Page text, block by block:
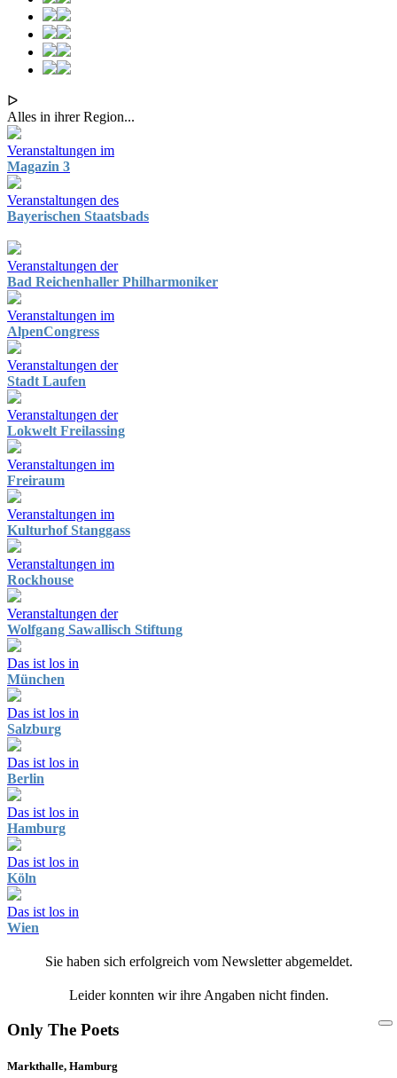
ᐅ
Alles in ihrer Region...
Veranstaltungen im
Magazin 3
Veranstaltungen des
Bayerischen Staatsbads
Veranstaltungen der
Bad Reichenhaller Philharmoniker
Veranstaltungen im
AlpenCongress
Veranstaltungen der
Stadt Laufen
Veranstaltungen der
Lokwelt Freilassing
Veranstaltungen im
Freiraum
Veranstaltungen im
Kulturhof Stanggass
Veranstaltungen im
Rockhouse
Veranstaltungen der
Wolfgang Sawallisch Stiftung
Das ist los in
München
Das ist los in
Salzburg
Das ist los in
Berlin
Das ist los in
Hamburg
Das ist los in
Köln
Das ist los in
Wien
Sie haben sich erfolgreich vom Newsletter abgemeldet.
Leider konnten wir ihre Angaben nicht finden.
Only The Poets
Markthalle, Hamburg